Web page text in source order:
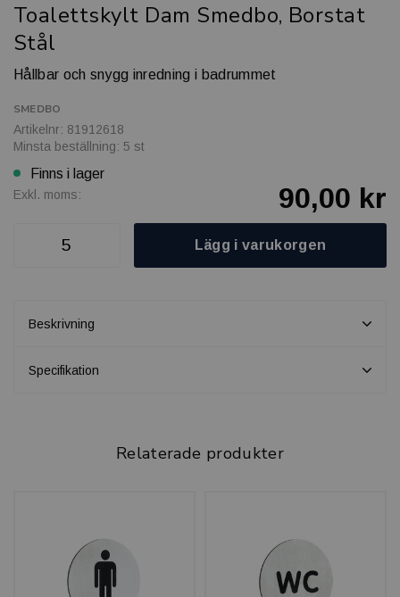
Toalettskylt Dam Smedbo, Borstat
Stål
Hållbar och snygg inredning i badrummet
SMEDBO
Artikelnr: 81912618
Minsta beställning: 5 st
Finns i lager
Exkl. moms: 90,00 kr
Lägg i varukorgen
Beskrivning
Specifikation
Relaterade produkter